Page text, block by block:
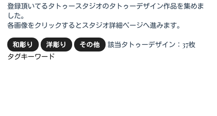
登録頂いてるタトゥースタジオのタトゥーデザイン作品を集めま
した。
各画像をクリックするとスタジオ詳細ページへ進みます。
和彫り 洋彫り その他
該当タトゥーデザイン：37枚
タグキーワード